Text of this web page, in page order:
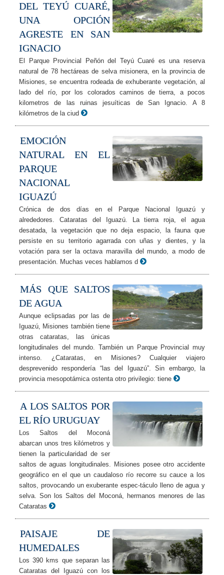
DEL TEYÚ CUARÉ,
UNA OPCIÓN
AGRESTE EN SAN
IGNACIO
El Parque Provincial Peñón del Teyú Cuaré es una reserva
natural de 78 hectáreas de selva misionera, en la provincia de
Misiones, se encuentra rodeada de exhuberante vegetación, al
lado del río, por los colorados caminos de tierra, a pocos
kilometros de las ruinas jesuíticas de San Ignacio. A 8
kilómetros de la ciud
EMOCIÓN
NATURAL EN EL
PARQUE
NACIONAL
IGUAZÚ
Crónica de dos días en el Parque Nacional Iguazú y
alrededores. Cataratas del Iguazú. La tierra roja, el agua
desatada, la vegetación que no deja espacio, la fauna que
persiste en su territorio agarrada con uñas y dientes, y la
votación para ser la octava maravilla del mundo, a modo de
presentación. Muchas veces hablamos d
MÁS QUE SALTOS
DE AGUA
Aunque eclipsadas por las de
Iguazú, Misiones también tiene
otras cataratas, las únicas
longitudinales del mundo. También un Parque Provincial muy
intenso. ¿Cataratas, en Misiones? Cualquier viajero
desprevenido respondería “las del Iguazú”. Sin embargo, la
provincia mesopotámica ostenta otro privilegio: tiene
A LOS SALTOS POR
EL RÍO URUGUAY
Los Saltos del Moconá
abarcan unos tres kilómetros y
tienen la particularidad de ser
saltos de aguas longitudinales. Misiones posee otro accidente
geográfico en el que un caudaloso río recorre su cauce a los
saltos, provocando un exuberante espec-táculo lleno de agua y
selva. Son los Saltos del Moconá, hermanos menores de las
Cataratas
PAISAJE DE
HUMEDALES
Los 390 kms que separan las
Cataratas del Iguazú con los